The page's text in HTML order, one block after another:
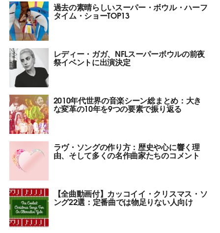
過去の素晴らしいスーパー・ボウル・ハーフ
タイム・ショーTOP13
レディー・ガガ、NFLスーパーボウルの前夜
祭イベントに出演決定
2010年代世界の音楽シーン総まとめ：大き
な変革の10年を9つの要素で振り返る
ラヴ・ソングの作り方：歴史や心に響く理
由、そして多くの名作曲家たちのコメント
【全曲動画付】カッコイイ・クリスマス・ソ
ング22選：定番曲では物足りない人向け